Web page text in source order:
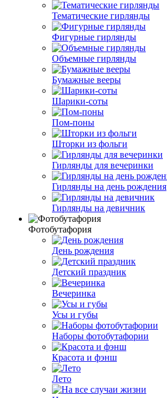
Тематические гирлянды
Фигурные гирлянды
Объемные гирлянды
Бумажные вееры
Шарики-соты
Пом-поны
Шторки из фольги
Гирлянды для вечеринки
Гирлянды на день рождения
Гирлянды на девичник
Фотобутафория
День рождения
Детский праздник
Вечеринка
Усы и губы
Наборы фотобутафории
Красота и фэнш
Лето